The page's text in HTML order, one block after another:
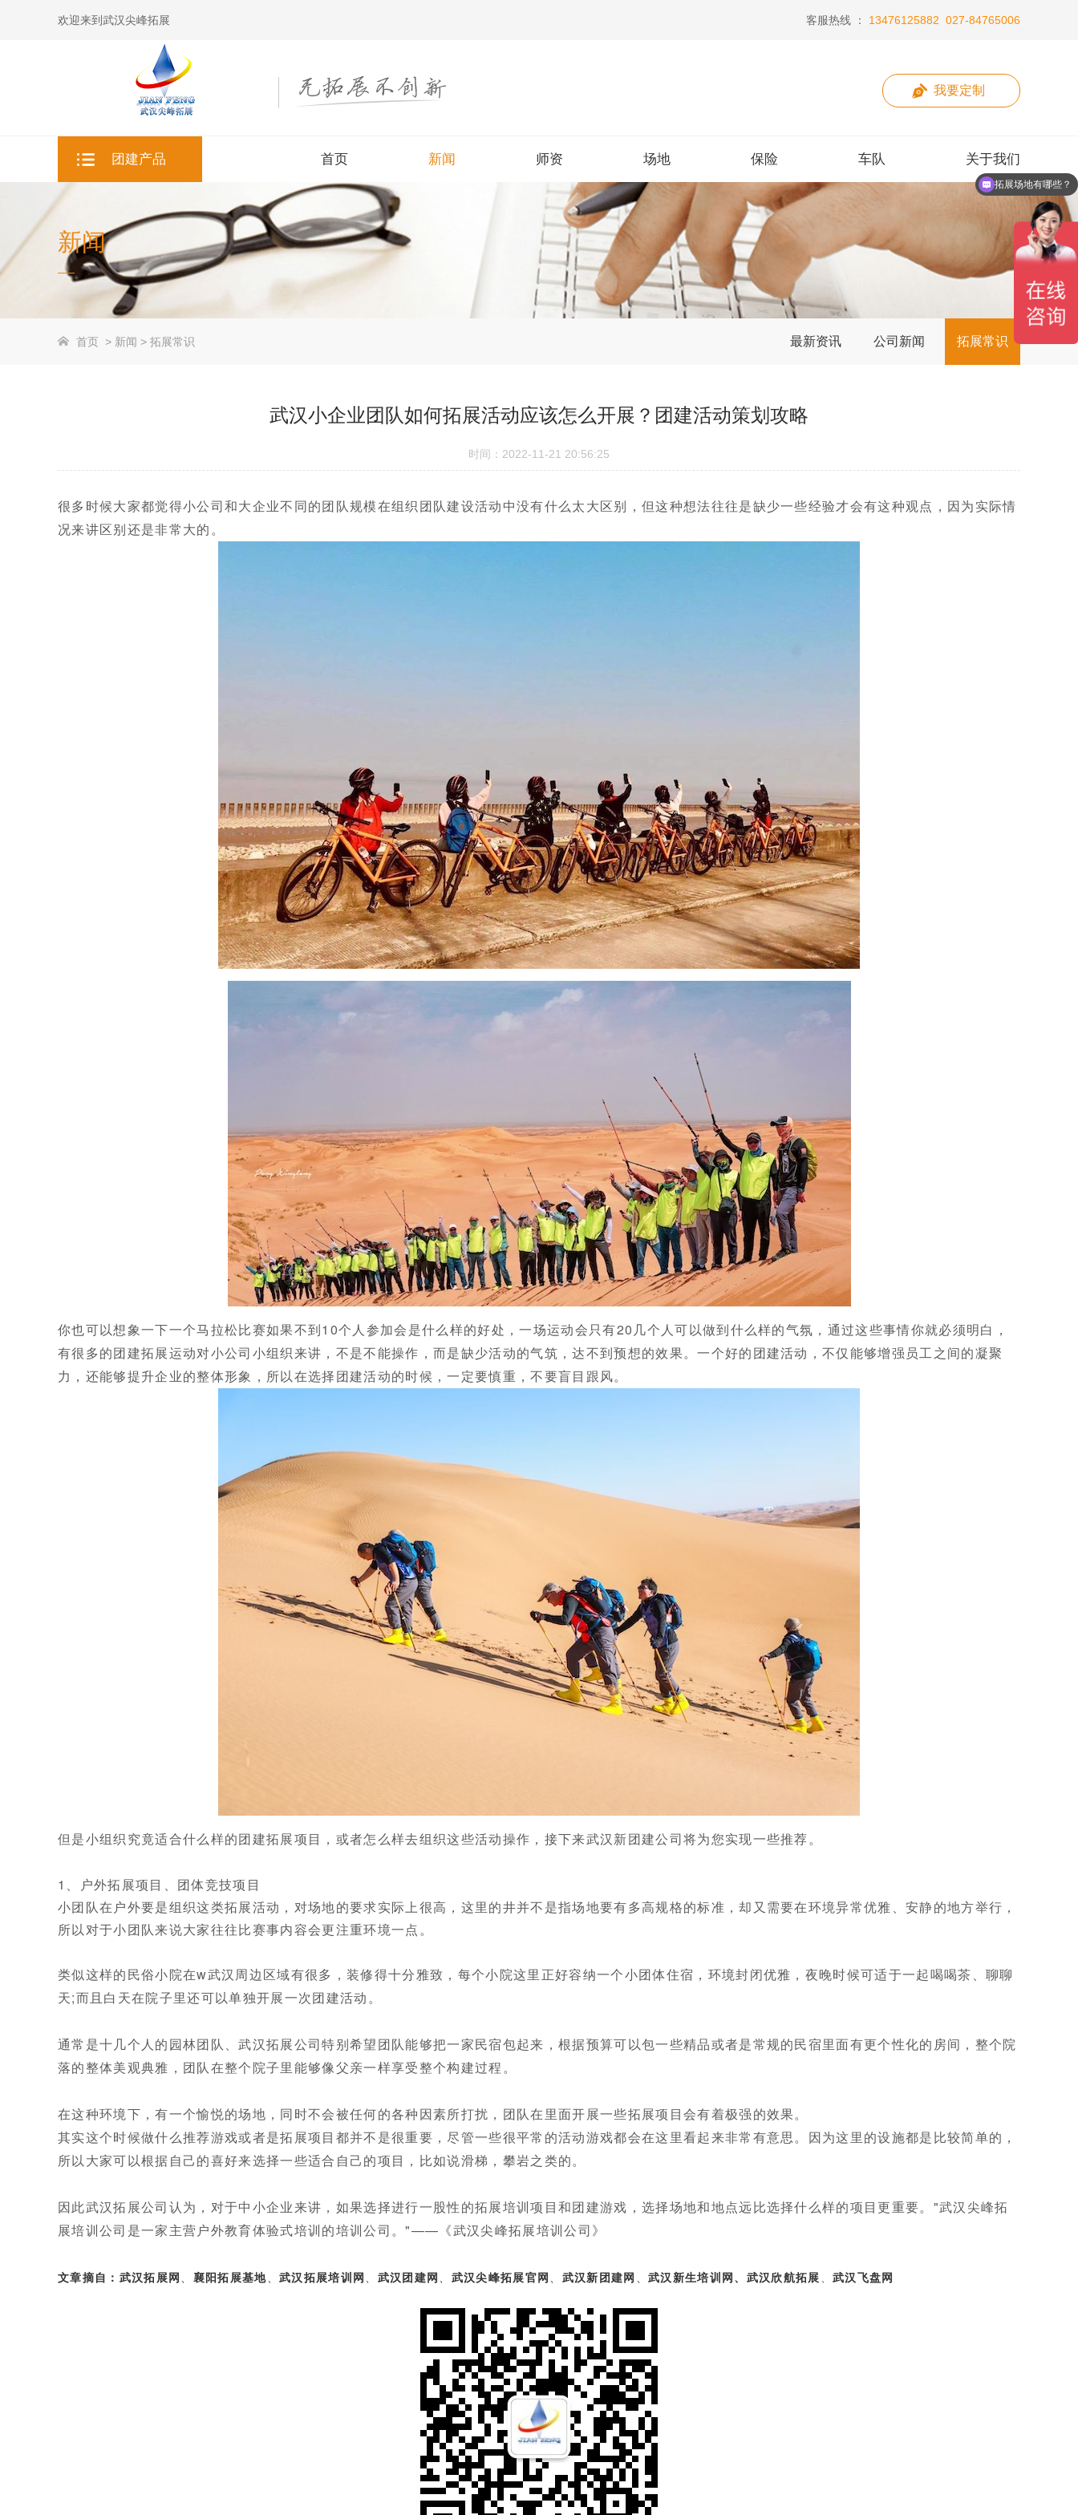
欢迎来到武汉尖峰拓展 客服热线 ： 13476125882 027-84765006
我要定制
团建产品
企业团建
首页 新闻 师资
师资
场地 保险
保险
车队 关于我们
关于我们
新闻
首页 > 新闻 > 拓展常识 最新资讯 公司新闻 拓展常识
武汉小企业团队如何拓展活动应该怎么开展？团建活动策划攻略
时间：2022-11-21 20:56:25
很多时候大家都觉得小公司和大企业不同的团队规模在组织团队建设活动中没有什么太大区别，但这种想法往往是缺少一些经验才会有这种观点，因为实际情
况来讲区别还是非常大的。
你也可以想象一下一个马拉松比赛如果不到10个人参加会是什么样的好处，一场运动会只有20几个人可以做到什么样的气氛，通过这些事情你就必须明白，
有很多的团建拓展运动对小公司小组织来讲，不是不能操作，而是缺少活动的气筑，达不到预想的效果。一个好的团建活动，不仅能够增强员工之间的凝聚
力，还能够提升企业的整体形象，所以在选择团建活动的时候，一定要慎重，不要盲目跟风。
但是小组织究竟适合什么样的团建拓展项目，或者怎么样去组织这些活动操作，接下来武汉新团建公司将为您实现一些推荐。
1、户外拓展项目、团体竞技项目
小团队在户外要是组织这类拓展活动，对场地的要求实际上很高，这里的井并不是指场地要有多高规格的标准，却又需要在环境异常优雅、安静的地方举行，
所以对于小团队来说大家往往比赛事内容会更注重环境一点。
类似这样的民俗小院在w武汉周边区域有很多，装修得十分雅致，每个小院这里正好容纳一个小团体住宿，环境封闭优雅，夜晚时候可适于一起喝喝茶、聊聊
天;而且白天在院子里还可以单独开展一次团建活动。
通常是十几个人的园林团队、武汉拓展公司特别希望团队能够把一家民宿包起来，根据预算可以包一些精品或者是常规的民宿里面有更个性化的房间，整个院
落的整体美观典雅，团队在整个院子里能够像父亲一样享受整个构建过程。
在这种环境下，有一个愉悦的场地，同时不会被任何的各种因素所打扰，团队在里面开展一些拓展项目会有着极强的效果。
其实这个时候做什么推荐游戏或者是拓展项目都并不是很重要，尽管一些很平常的活动游戏都会在这里看起来非常有意思。因为这里的设施都是比较简单的，
所以大家可以根据自己的喜好来选择一些适合自己的项目，比如说滑梯，攀岩之类的。
因此武汉拓展公司认为，对于中小企业来讲，如果选择进行一股性的拓展培训项目和团建游戏，选择场地和地点远比选择什么样的项目更重要。"武汉尖峰拓
展培训公司是一家主营户外教育体验式培训的培训公司。"——《武汉尖峰拓展培训公司》
文章摘自： 武汉拓展网 襄阳拓展基地 武汉拓展培训网 武汉团建网 武汉尖峰拓展官网 武汉新团建网 武汉新生培训网 、 武汉欣航拓展 武汉飞盘网
户外拓展训练团建游戏规则与玩法